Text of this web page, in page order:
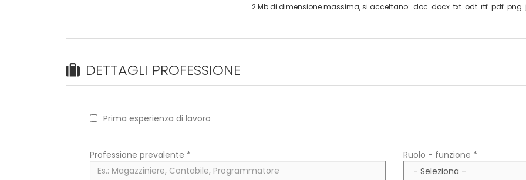
2 Mb di dimensione massima, si accettano: .doc .docx .txt .odt .rtf .pdf .png
DETTAGLI PROFESSIONE
Prima esperienza di lavoro
Professione prevalente * Ruolo - funzione *